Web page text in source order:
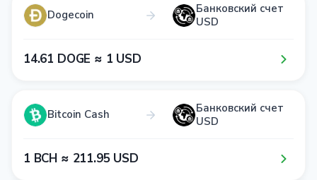
Dogecoin
Банковский счет
USD
1​4​.6​1​ DOGE ≈ 1​ USD
Bitcoin Cash
Банковский счет
USD
1​ BCH ≈ 2​1​1​.9​5​ USD